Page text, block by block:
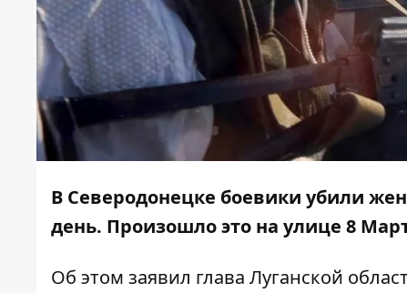
В Северодонецке боевики убили
день. Произошло это на улице 8
Об этом заявил глава Луганской